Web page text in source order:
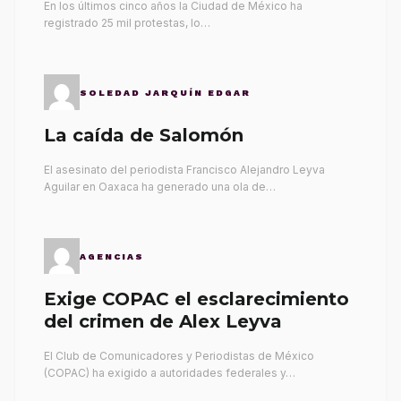
En los últimos cinco años la Ciudad de México ha
registrado 25 mil protestas, lo…
SOLEDAD JARQUÍN EDGAR
La caída de Salomón
El asesinato del periodista Francisco Alejandro Leyva
Aguilar en Oaxaca ha generado una ola de…
AGENCIAS
Exige COPAC el esclarecimiento
del crimen de Alex Leyva
El Club de Comunicadores y Periodistas de México
(COPAC) ha exigido a autoridades federales y…